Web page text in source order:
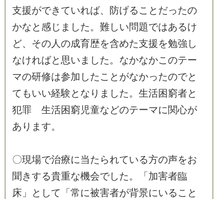
支援ができ ていれば、 防げるこ と だったの
かなと 感 じ ま した。 難しい問題ではあるけ
ど、 その 人の成育歴を含めた支援を勉強 し
なければと 思い ま した。 なかなかこ のテー
マの研修は参加 したこ と がなかったのでと
て もいい経験と な り ま した。 生活困窮者と
犯罪 生活困窮 児童などのテーマに関心が
あ り ま す。
〇現場で治療に当た られている方の声をお
聞 きする貴重な機会でした。 「 加害者臨
床 」 と して 「 常に被害者が背景にいるこ と